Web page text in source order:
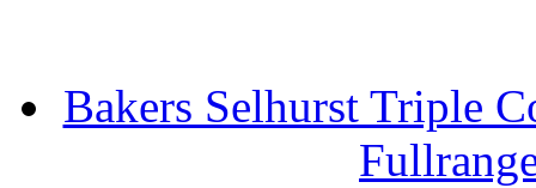
Bakers Selhurst Triple